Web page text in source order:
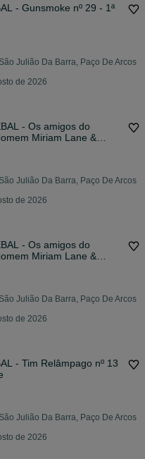
- Gunsmoke nº 29 - 1ª
Julião Da Barra, Paço De Arcos
de 2026
- Os amigos do
Miriam Lane &
40
Julião Da Barra, Paço De Arcos
de 2026
- Os amigos do
Miriam Lane &
35
Julião Da Barra, Paço De Arcos
de 2026
- Tim Relâmpago nº 13
Julião Da Barra, Paço De Arcos
de 2026